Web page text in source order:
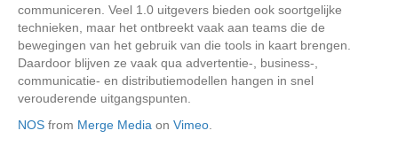
communiceren. Veel 1.0 uitgevers bieden ook soortgelijke
technieken, maar het ontbreekt vaak aan teams die de
bewegingen van het gebruik van die tools in kaart brengen.
Daardoor blijven ze vaak qua advertentie-, business-,
communicatie- en distributiemodellen hangen in snel
verouderende uitgangspunten.
NOS from Merge Media on Vimeo